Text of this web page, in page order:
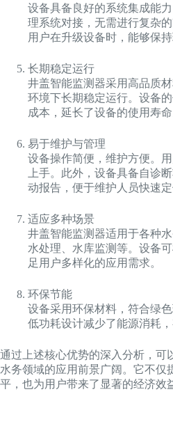
设备具备良好的系统集成能
理系统对接，无需进行复杂
用户在升级设备时，能够保
长期稳定运行
井盖智能监测器采用高品质
环境下长期稳定运行。设备
成本，延长了设备的使用寿命
易于维护与管理
设备操作简便，维护方便。
上手。此外，设备具备自诊
动报告，便于维护人员快速定
适应多种场景
井盖智能监测器适用于各种
水处理、水库监测等。设备
足用户多样化的应用需求。
环保节能
设备采用环保材料，符合绿
低功耗设计减少了能源消耗
通过上述核心优势的深入分析，可
水务领域的应用前景广阔。它不仅
平，也为用户带来了显著的经济效